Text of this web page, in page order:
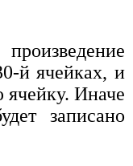
й ячейках, и
ячейку. Иначе
записано